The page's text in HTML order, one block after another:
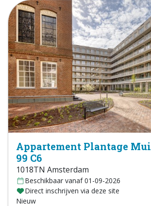
Appartement Plantage
99 C6
1018TN Amsterdam
Beschikbaar vanaf 01-09-2026
Direct inschrijven via deze site
Nieuw